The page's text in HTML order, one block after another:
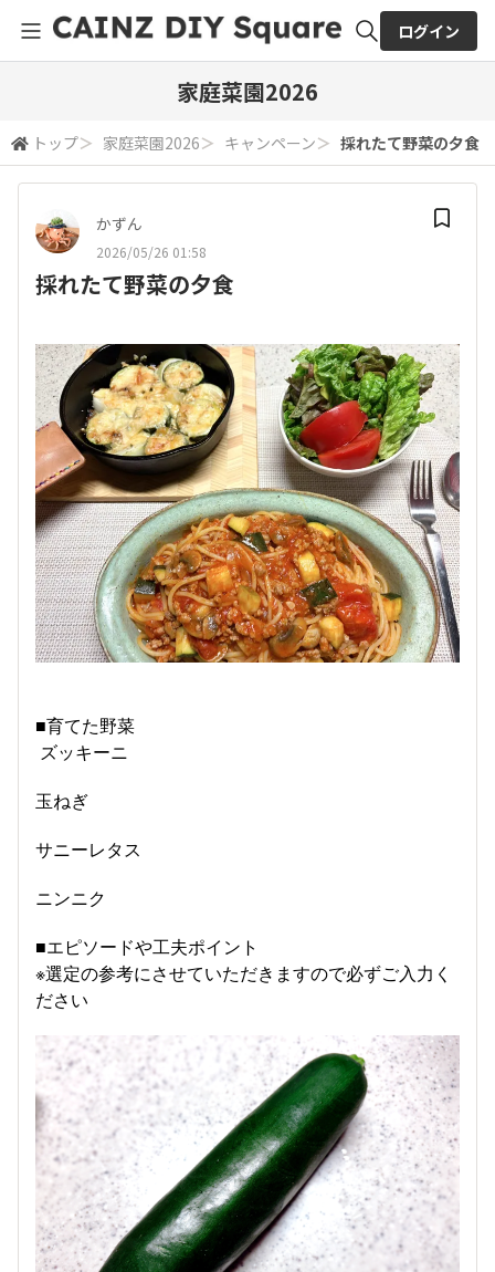
検索
ログイン
家庭菜園2026
トップ＞ 家庭菜園2026＞ キャンペーン＞ 採れたて野菜の夕食
かずん
2026/05/26 01:58
採れたて野菜の夕食
■育てた野菜
ズッキーニ
玉ねぎ
サニーレタス
ニンニク
■エピソードや工夫ポイント
※選定の参考にさせていただきますので必ずご入力く
ださい